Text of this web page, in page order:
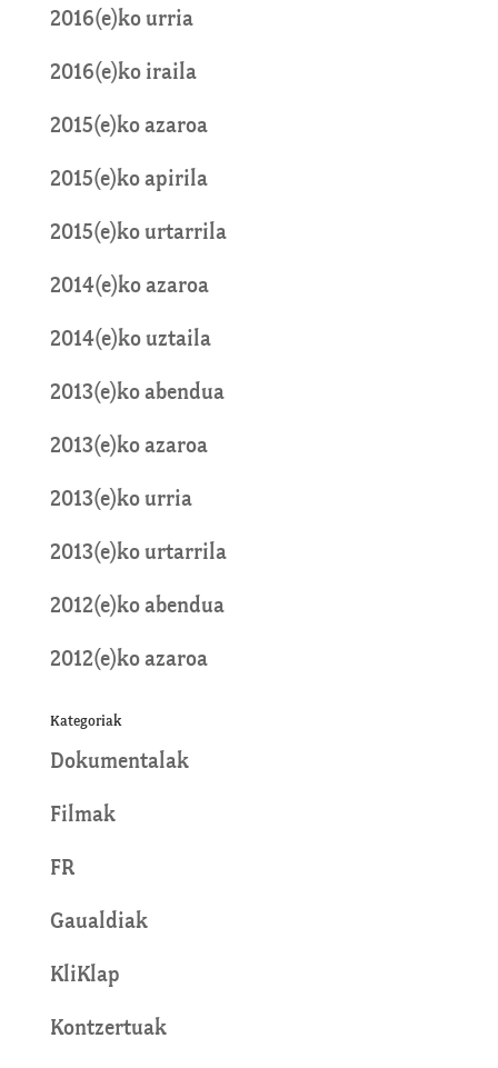
2016(e)ko urria
2016(e)ko iraila
2015(e)ko azaroa
2015(e)ko apirila
2015(e)ko urtarrila
2014(e)ko azaroa
2014(e)ko uztaila
2013(e)ko abendua
2013(e)ko azaroa
2013(e)ko urria
2013(e)ko urtarrila
2012(e)ko abendua
2012(e)ko azaroa
Kategoriak
Dokumentalak
Filmak
FR
Gaualdiak
KliKlap
Kontzertuak